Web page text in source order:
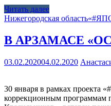
Читать далее
Нижегородская область
В АРЗАМАСЕ
03.02.202004.02.2020
30 января в рамках проекта
коррекционным программам